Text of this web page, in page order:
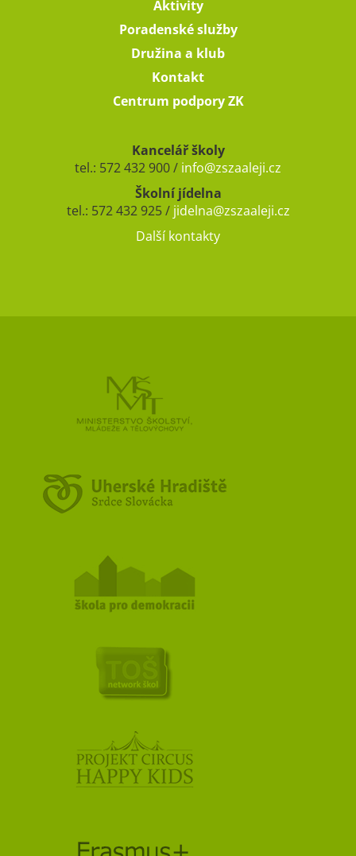
Aktivity
Poradenské služby
Družina a klub
Kontakt
Centrum podpory ZK
Kancelář školy
tel.: 572 432 900 / info@zszaaleji.cz
Školní jídelna
tel.: 572 432 925 / jidelna@zszaaleji.cz
Další kontakty